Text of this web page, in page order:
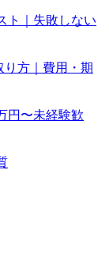
ト｜失敗しない
方｜費用・期
円〜未経験歓